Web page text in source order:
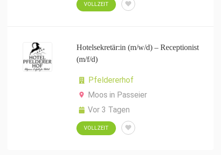
VOLLZEIT
Hotelsekretär:in (m/w/d) – Receptionist
(m/f/d)
Pfeldererhof
Moos in Passeier
Vor 3 Tagen
VOLLZEIT